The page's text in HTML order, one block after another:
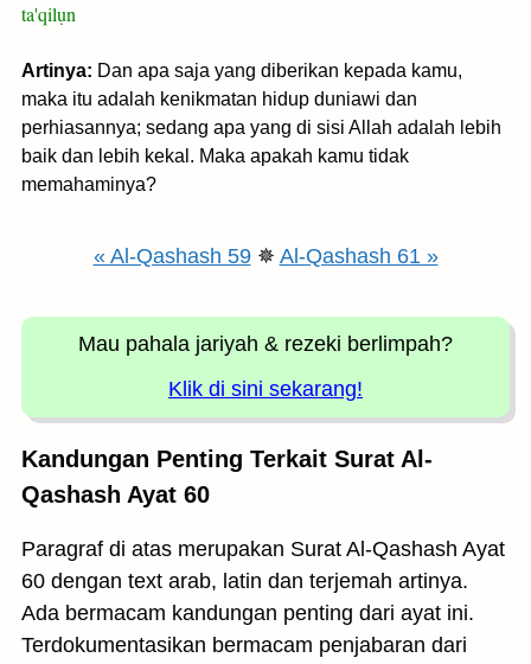
ta'qilụn
Artinya: Dan apa saja yang diberikan kepada kamu,
maka itu adalah kenikmatan hidup duniawi dan
perhiasannya; sedang apa yang di sisi Allah adalah lebih
baik dan lebih kekal. Maka apakah kamu tidak
memahaminya?
« Al-Qashash 59✵ Al-Qashash 61 »
Mau pahala jariyah & rezeki berlimpah?
Klik di sini sekarang!
Kandungan Penting Terkait Surat Al-
Qashash Ayat 60
Paragraf di atas merupakan Surat Al-Qashash Ayat
60 dengan text arab, latin dan terjemah artinya.
Ada bermacam kandungan penting dari ayat ini.
Terdokumentasikan bermacam penjabaran dari